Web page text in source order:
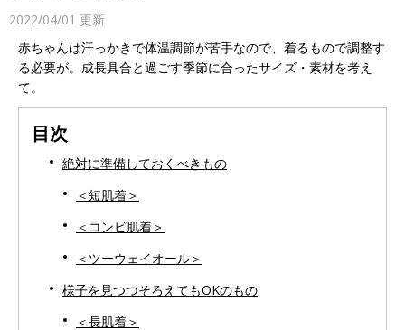
2022/04/01 更新
赤ちゃんは汗っかきで体温調節が苦手なので、着るもので調整す
る必要が。成長具合と過ごす季節に合ったサイズ・素材を考え
て。
目次
絶対に準備しておくべきもの
＜短肌着＞
＜コンビ肌着＞
＜ツーウェイオール＞
様子を見つつそろえてもOKのもの
＜長肌着＞